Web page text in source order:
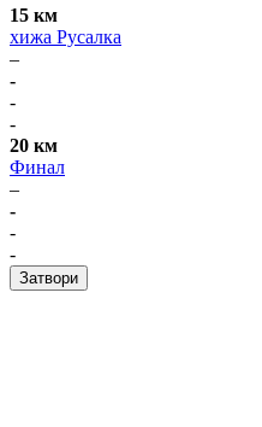
15 км
хижа Русалка
–
-
-
-
20 км
Финал
–
-
-
-
Затвори